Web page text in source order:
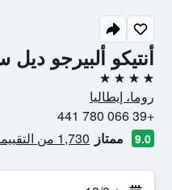
أنتيكو ألبيرجو
4 نجوم
روما، إيطاليا
+39 066 780 441
9.0 ممتاز 1,730 من التقييمات تم التحقق منها